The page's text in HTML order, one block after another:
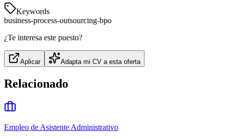
Keywords
business-process-outsourcing-bpo
¿Te interesa este puesto?
Aplicar Adapta mi CV a esta oferta
Relacionado
Empleo de Asistente Administrativo